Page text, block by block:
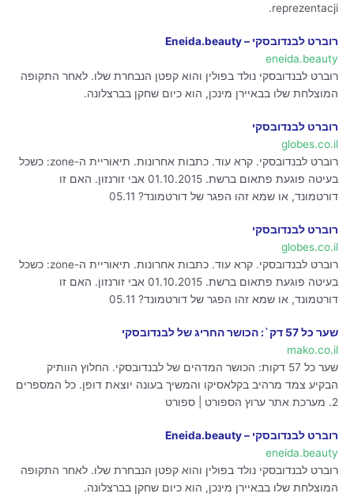
reprezentacji.
רוברט לבנדובסקי – Eneida.beauty
eneida.beauty
רוברט לבנדובסקי נולד בפולין והוא קפטן הנבחרת שלו. לאחר התקופה
המוצלחת שלו בבאיירן מינכן, הוא כיום שחקן בברצלונה.
רוברט לבנדובסקי
globes.co.il
רוברט לבנדובסקי. קרא עוד. כתבות אחרונות. תיאוריית ה-zone: כשכל
בעיטה פוגעת פתאום ברשת. 01.10.2015 אבי זורנזון. האם זו
דורטמונד, או שמא זהו הפגר של דורטמונד? 05.11
רוברט לבנדובסקי
globes.co.il
רוברט לבנדובסקי. קרא עוד. כתבות אחרונות. תיאוריית ה-zone: כשכל
בעיטה פוגעת פתאום ברשת. 01.10.2015 אבי זורנזון. האם זו
דורטמונד, או שמא זהו הפגר של דורטמונד? 05.11
שער כל 57 דק`: הכושר החריג של לבנדובסקי
mako.co.il
שער כל 57 דקות: הכושר המדהים של לבנדובסקי. החלוץ הוותיק
הבקיע צמד מרהיב בקלאסיקו והמשיך בעונה יוצאת דופן. כל המספרים
2. מערכת אתר ערוץ הספורט | ספורט
רוברט לבנדובסקי – Eneida.beauty
eneida.beauty
רוברט לבנדובסקי נולד בפולין והוא קפטן הנבחרת שלו. לאחר התקופה
המוצלחת שלו בבאיירן מינכן, הוא כיום שחקן בברצלונה.